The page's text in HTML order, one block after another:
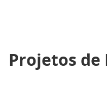
Projetos de